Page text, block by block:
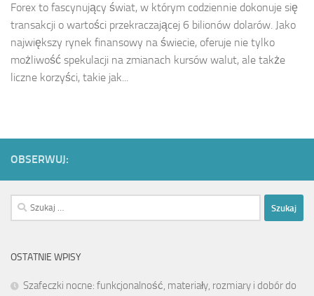
Forex to fascynujący świat, w którym codziennie dokonuje się
transakcji o wartości przekraczającej 6 bilionów dolarów. Jako
największy rynek finansowy na świecie, oferuje nie tylko
możliwość spekulacji na zmianach kursów walut, ale także
liczne korzyści, takie jak...
OBSERWUJ:
Szukaj:
OSTATNIE WPISY
Szafeczki nocne: funkcjonalność, materiały, rozmiary i dobór do